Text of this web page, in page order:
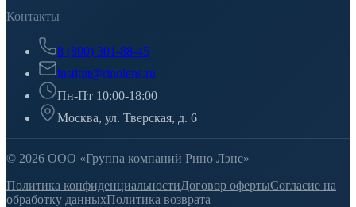
Контакты
8 (800) 301-88-45
institut@rinolens.ru
Пн-Пт 10:00-18:00
Москва, ул. Тверская, д. 6
© 2026 ООО «Группа компаний Рино Лэнс»
Политика конфиденциальностиДоговор офертыСогласие на
обработку данныхПолитика возврата